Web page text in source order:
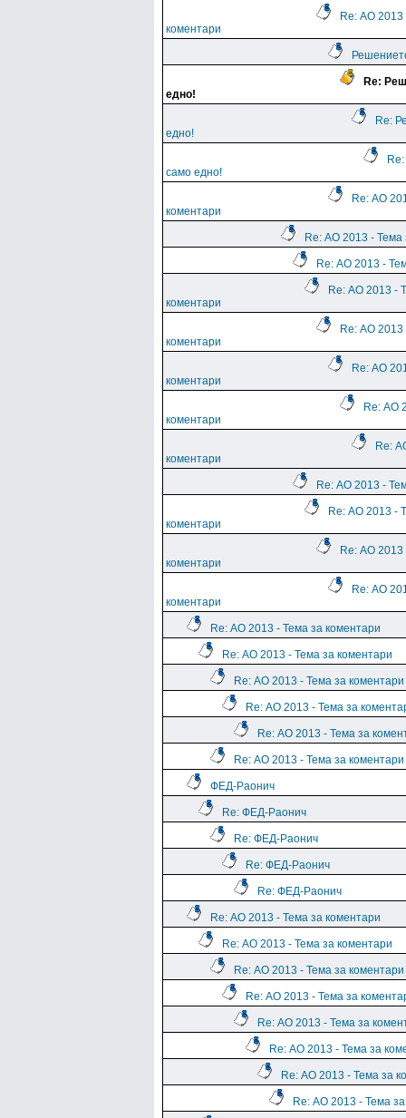
Re: АО 2013
коментари
Re:
едно!
Re:
едно!
само едно!
Re: АО
коментари
Re: АО 2013 - Тема
Re: АО 2013 -
Re: АО 2013 -
коментари
Re: АО 2013
коментари
Re: АО
коментари
Re: АО
коментари
Re:
коментари
Re: АО 2013 -
Re: АО 2013 -
коментари
Re: АО 2013
коментари
Re: АО
коментари
Re: АО 2013 - Тема за коментари
Re: АО 2013 - Тема за коментари
Re: АО 2013 - Тема за коментари
Re: АО 2013 - Тема за
Re: АО 2013 - Тема за
Re: АО 2013 - Тема за коментари
ФЕД-Раонич
Re: ФЕД-Раонич
Re: ФЕД-Раонич
Re: ФЕД-Раонич
Re: ФЕД-Раонич
Re: АО 2013 - Тема за коментари
Re: АО 2013 - Тема за коментари
Re: АО 2013 - Тема за коментари
Re: АО 2013 - Тема за
Re: АО 2013 - Тема за
Re: АО 2013 - Тема за
Re: АО 2013 - Тема за
Re: АО 2013 - Тема